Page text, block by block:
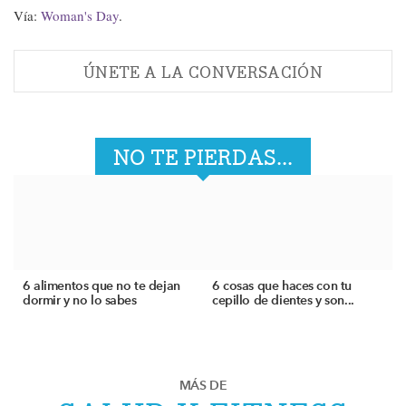
Vía: Woman's Day.
ÚNETE A LA CONVERSACIÓN
NO TE PIERDAS...
6 alimentos que no te dejan
dormir y no lo sabes
6 cosas que haces con tu
cepillo de dientes y son...
MÁS DE